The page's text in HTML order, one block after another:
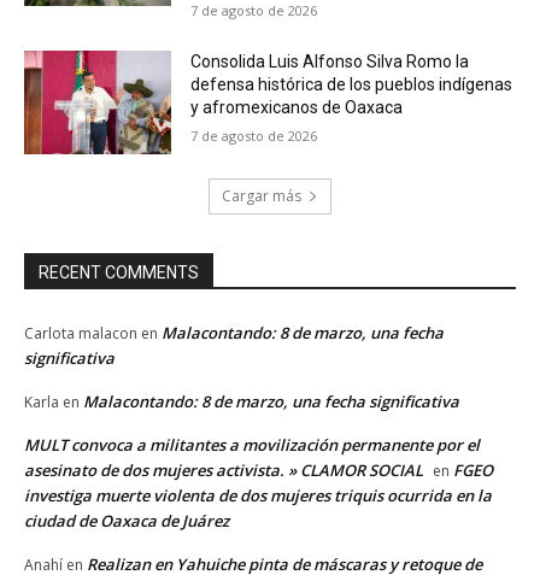
7 de agosto de 2026
Consolida Luis Alfonso Silva Romo la
defensa histórica de los pueblos indígenas
y afromexicanos de Oaxaca
7 de agosto de 2026
Cargar más
RECENT COMMENTS
Carlota malacon en Malacontando: 8 de marzo, una fecha
significativa
Karla en Malacontando: 8 de marzo, una fecha significativa
MULT convoca a militantes a movilización permanente por el
asesinato de dos mujeres activista. » CLAMOR SOCIAL en FGEO
investiga muerte violenta de dos mujeres triquis ocurrida en la
ciudad de Oaxaca de Juárez
Anahí en Realizan en Yahuiche pinta de máscaras y retoque de